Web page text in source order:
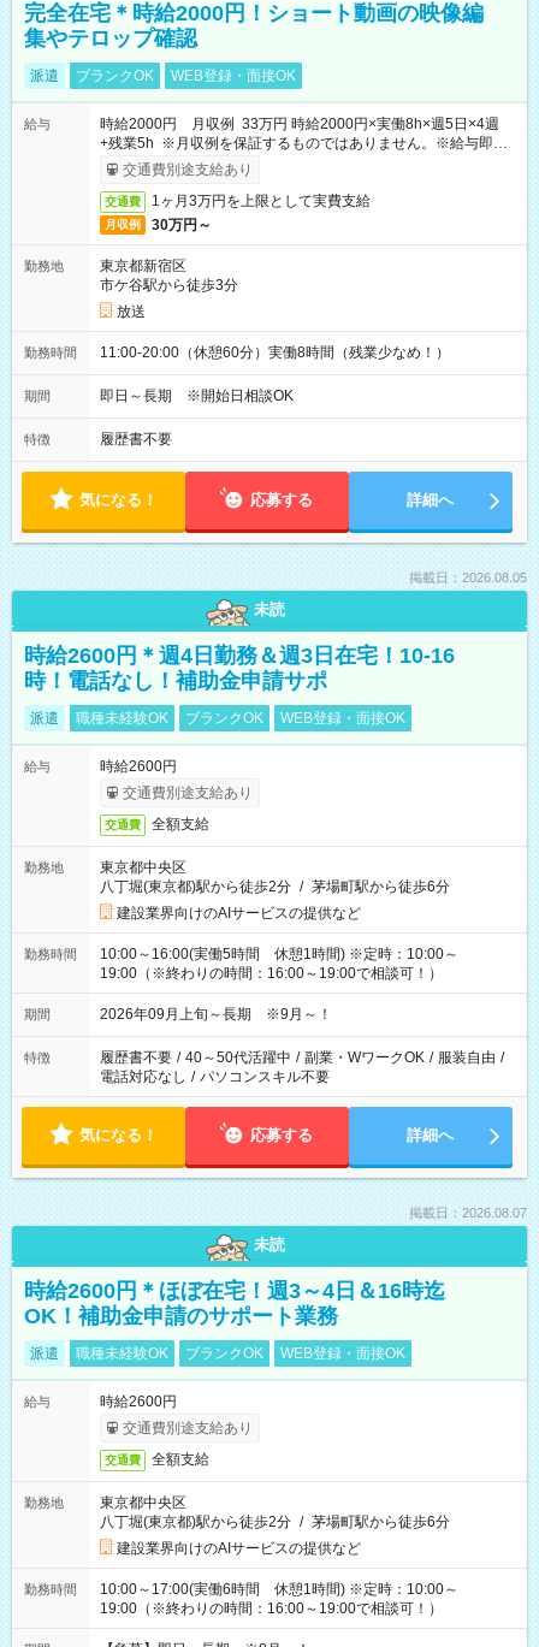
完全在宅＊時給2000円！ショート動画の映像編
集やテロップ確認
派遣 ブランクOK WEB登録・面接OK
給与
時給2000円 月収例 33万円 時給2000円×実働8h×週5日×4週
+残業5h ※月収例を保証するものではありません。※給与即受
取りサービス利用可（利用条件有）
交通費別途支給あり
交通費 1ヶ月3万円を上限として実費支給
月収例 30万円～
勤務地
東京都新宿区
市ケ谷駅から徒歩3分
放送
勤務時間 11:00-20:00（休憩60分）実働8時間（残業少なめ！）
期間 即日～長期 ※開始日相談OK
特徴 履歴書不要
気になる！ 応募する 詳細へ
掲載日：2026.08.05
未読
時給2600円＊週4日勤務＆週3日在宅！10-16
時！電話なし！補助金申請サポ
派遣 職種未経験OK ブランクOK WEB登録・面接OK
給与
時給2600円
交通費別途支給あり
交通費 全額支給
勤務地
東京都中央区
八丁堀(東京都)駅から徒歩2分 / 茅場町駅から徒歩6分
建設業界向けのAIサービスの提供など
勤務時間
10:00～16:00(実働5時間 休憩1時間) ※定時：10:00～
19:00（※終わりの時間：16:00～19:00で相談可！）
期間 2026年09月上旬～長期 ※9月～！
特徴 履歴書不要 / 40～50代活躍中 / 副業・WワークOK / 服装自由 /
電話対応なし / パソコンスキル不要
気になる！ 応募する 詳細へ
掲載日：2026.08.07
未読
時給2600円＊ほぼ在宅！週3～4日＆16時迄
OK！補助金申請のサポート業務
派遣 職種未経験OK ブランクOK WEB登録・面接OK
給与
時給2600円
交通費別途支給あり
交通費 全額支給
勤務地
東京都中央区
八丁堀(東京都)駅から徒歩2分 / 茅場町駅から徒歩6分
建設業界向けのAIサービスの提供など
勤務時間
10:00～17:00(実働6時間 休憩1時間) ※定時：10:00～
19:00（※終わりの時間：16:00～19:00で相談可！）